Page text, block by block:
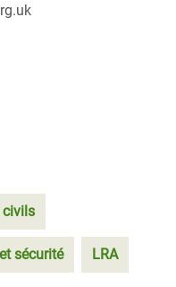
civils
sécurité LRA